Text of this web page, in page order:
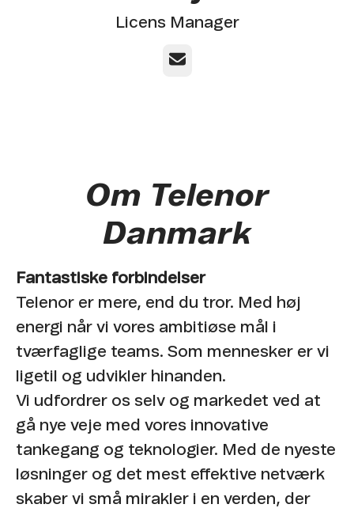
Licens Manager
E-mail
Om Telenor
Danmark
Fantastiske forbindelser
Telenor er mere, end du tror. Med høj
energi når vi vores ambitiøse mål i
tværfaglige teams. Som mennesker er vi
ligetil og udvikler hinanden.​
Vi udfordrer os selv og markedet ved at
gå nye veje med vores innovative
tankegang og teknologier. Med de nyeste
løsninger og det mest effektive netværk
skaber vi små mirakler i en verden, der